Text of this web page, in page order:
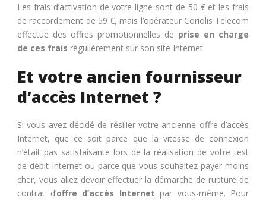
Les frais d’activation de votre ligne sont de 50 € et les frais
de raccordement de 59 €, mais l’opérateur Coriolis Telecom
effectue des offres promotionnelles de prise en charge
de ces frais régulièrement sur son site Internet.
Et votre ancien fournisseur
d’accès Internet ?
Si vous avez décidé de résilier votre ancienne offre d’accès
Internet, que ce soit parce que la vitesse de connexion
n’était pas satisfaisante lors de la réalisation de votre test
de débit Internet ou parce que vous souhaitez payer moins
cher, vous allez devoir effectuer la démarche de rupture de
contrat d’offre d’accès Internet par vous-même. Pour